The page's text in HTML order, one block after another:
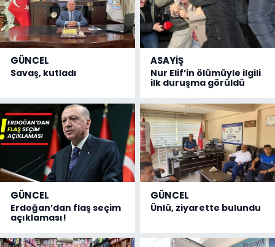
GÜNCEL
Savaş, kutladı
ASAYİŞ
Nur Elif’in ölümüyle ilgili
ilk duruşma görüldü
GÜNCEL
Erdoğan’dan flaş seçim
açıklaması!
GÜNCEL
Ünlü, ziyarette bulundu